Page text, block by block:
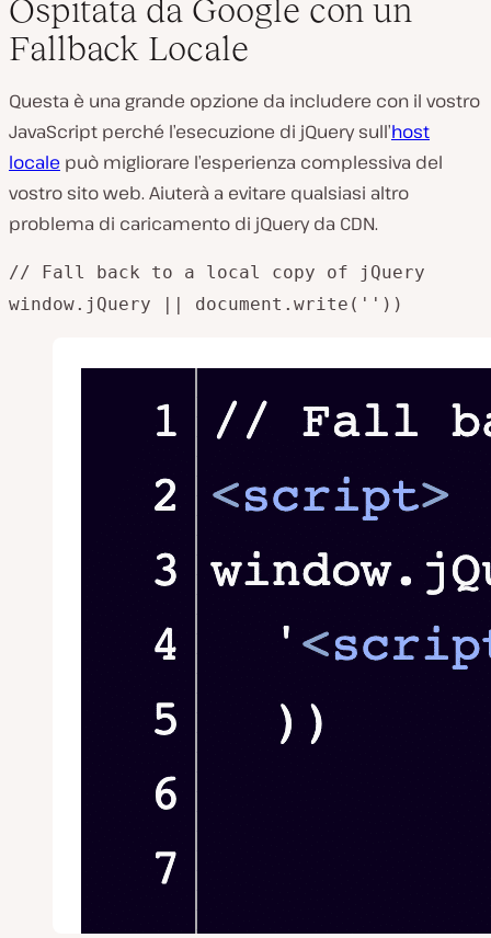
Ospitata da Google con un
Fallback Locale
Questa è una grande opzione da includere con il vostro
JavaScript perché l’esecuzione di jQuery sull’host
locale può migliorare l’esperienza complessiva del
vostro sito web. Aiuterà a evitare qualsiasi altro
problema di caricamento di jQuery da CDN.
// Fall back to a local copy of jQuery
window.jQuery || document.write(''))